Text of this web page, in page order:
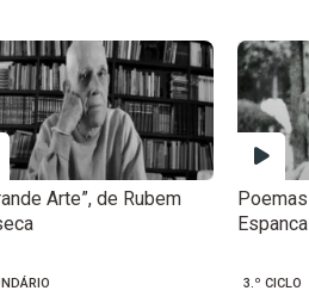
Arte”, de Rubem
Espanca
3.º CICLO